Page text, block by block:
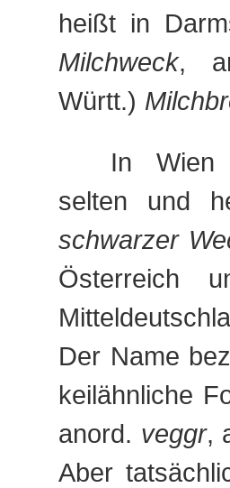
heißt in
Milchweck,
Württ.)
In Wien
selten und
schwarzer
Österreich
Der Name
keilähnliche
anord. veggr,
Aber